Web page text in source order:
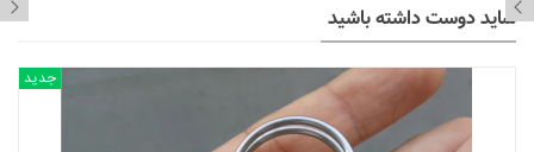
شاید دوست داشته باشید
جدید